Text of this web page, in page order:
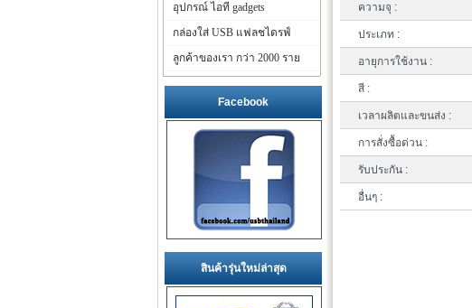
ความจุ :
ประเภท :
อายุการใช้งาน :
สี :
เวลาผลิตและขนส่ง :
การสั่งซื้อด่วน :
รับประกัน :
อื่นๆ :
อุปกรณ์ ไอที gadgets
กล่องใส่ USB แฟลชไดรฟ์
ลูกค้าของเรา กว่า 2000 ราย
Facebook
สินค้ารุ่นใหม่ล่าสุด